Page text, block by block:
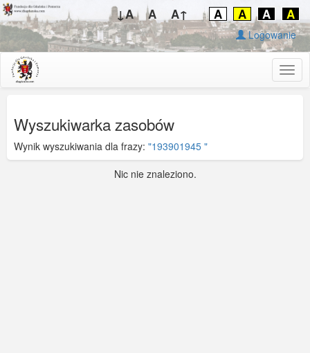
↓A A A↑ A A A A
Logowanie
Wyszukiwarka zasobów
Wynik wyszukiwania dla frazy: "193901945 "
Nic nie znaleziono.